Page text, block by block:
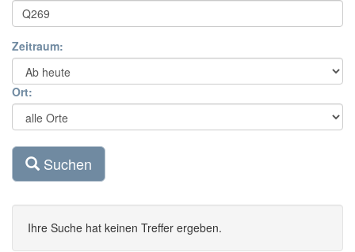
Zeitraum:
Ort:
Suchen
Ihre Suche hat keinen Treffer ergeben.